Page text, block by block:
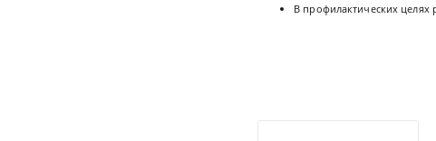
В профилактических целях